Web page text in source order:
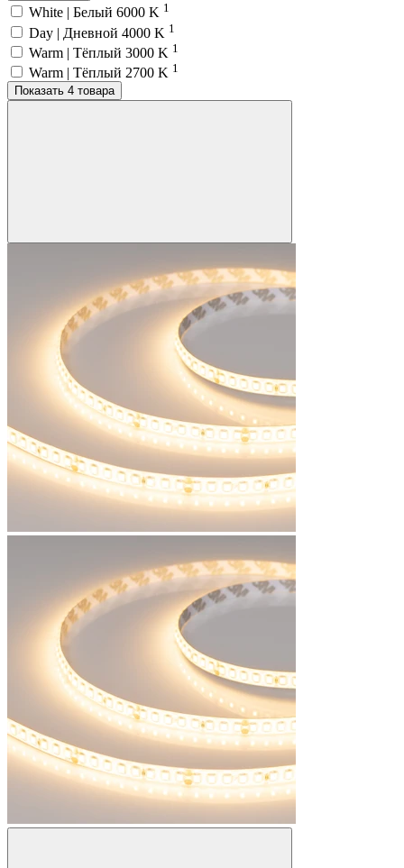
White | Белый 6000 K 1
Day | Дневной 4000 K 1
Warm | Тёплый 3000 K 1
Warm | Тёплый 2700 K 1
Показать 4 товара